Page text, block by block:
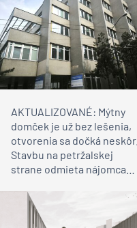
AKTUALIZOVANÉ: Mýtny
domček je už bez lešenia,
otvorenia sa dočká neskôr.
Stavbu na petržalskej
strane odmieta nájomca